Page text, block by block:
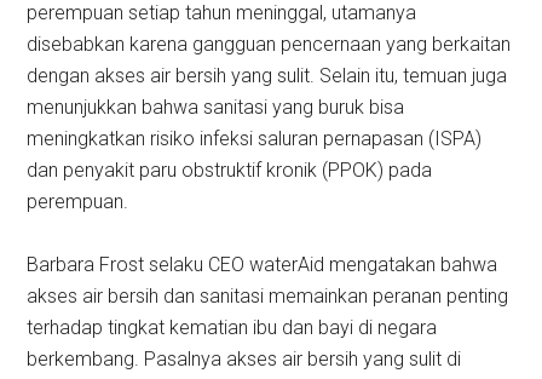
perempuan setiap tahun meninggal, utamanya
disebabkan karena gangguan pencernaan yang berkaitan
dengan akses air bersih yang sulit. Selain itu, temuan juga
menunjukkan bahwa sanitasi yang buruk bisa
meningkatkan risiko infeksi saluran pernapasan (ISPA)
dan penyakit paru obstruktif kronik (PPOK) pada
perempuan.
Barbara Frost selaku CEO waterAid mengatakan bahwa
akses air bersih dan sanitasi memainkan peranan penting
terhadap tingkat kematian ibu dan bayi di negara
berkembang. Pasalnya akses air bersih yang sulit di